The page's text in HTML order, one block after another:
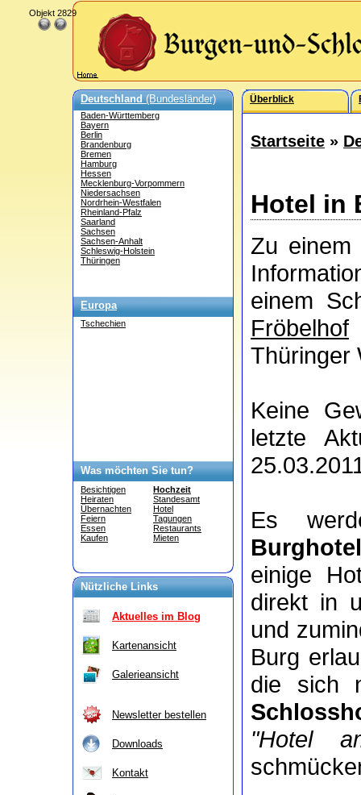
Deutschland(Bundesländer)
Baden-Württemberg
Bayern
Berlin
Brandenburg
Bremen
Hamburg
Hessen
Mecklenburg-Vorpommern
Niedersachsen
Nordrhein-Westfalen
Rheinland-Pfalz
Saarland
Sachsen
Sachsen-Anhalt
Schleswig-Holstein
Thüringen
Europa
Tschechien
Was möchten Sie tun?
Besichtigen
Heiraten
Übernachten
Feiern
Essen
Kaufen
Hochzeit
Standesamt
Hotel
Tagungen
Restaurants
Mieten
Nützliche Links
Aktuelles im Blog
Kartenansicht
Galerieansicht
Newsletter bestellen
Downloads
Kontakt
Überblick
Startseite »
Hotel in
Zu einem
einem
Fröbelhof
Thüringer
Keine
letzte
Es
einige
direkt in
und
Burg
die sich
"Hotel
Objekt 2829